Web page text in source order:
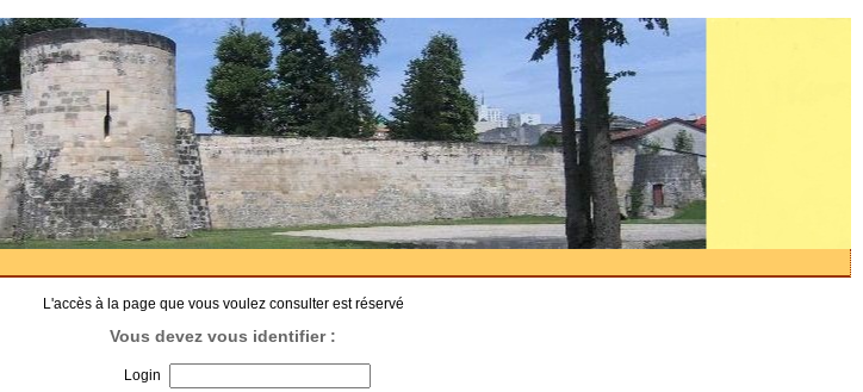
L'accès à la page que vous voulez consulter est réservé
Vous devez vous identifier :
Login